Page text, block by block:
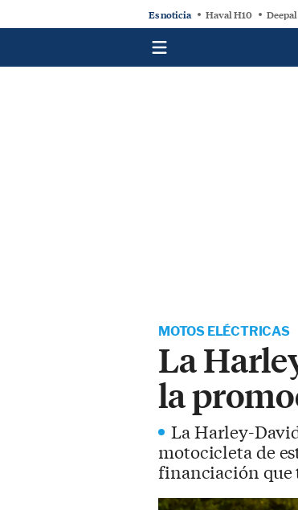
Es noticia Haval H10
MOTOS ELÉCTRICAS
La
la
La Harley-
motocicleta de
financiación que